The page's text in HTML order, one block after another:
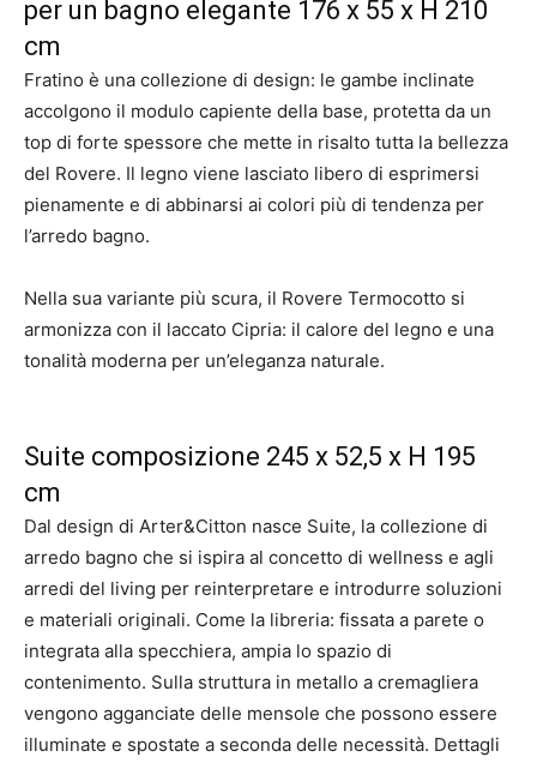
per un bagno elegante 176 x 55 x H 210
cm
Fratino è una collezione di design: le gambe inclinate
accolgono il modulo capiente della base, protetta da un
top di forte spessore che mette in risalto tutta la bellezza
del Rovere. Il legno viene lasciato libero di esprimersi
pienamente e di abbinarsi ai colori più di tendenza per
l’arredo bagno.
Nella sua variante più scura, il Rovere Termocotto si
armonizza con il laccato Cipria: il calore del legno e una
tonalità moderna per un’eleganza naturale.
Suite composizione 245 x 52,5 x H 195
cm
Dal design di Arter&Citton nasce Suite, la collezione di
arredo bagno che si ispira al concetto di wellness e agli
arredi del living per reinterpretare e introdurre soluzioni
e materiali originali. Come la libreria: fissata a parete o
integrata alla specchiera, ampia lo spazio di
contenimento. Sulla struttura in metallo a cremagliera
vengono agganciate delle mensole che possono essere
illuminate e spostate a seconda delle necessità. Dettagli